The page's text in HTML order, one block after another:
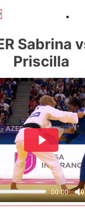
Sabrina
Priscilla